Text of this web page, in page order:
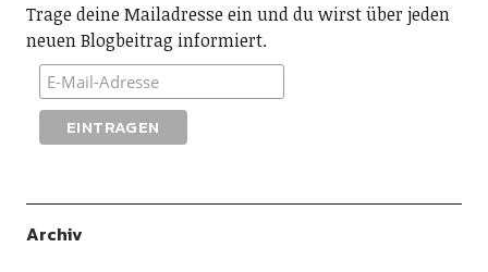
Trage deine Mailadresse ein und du wirst über jeden
neuen Blogbeitrag informiert.
Archiv